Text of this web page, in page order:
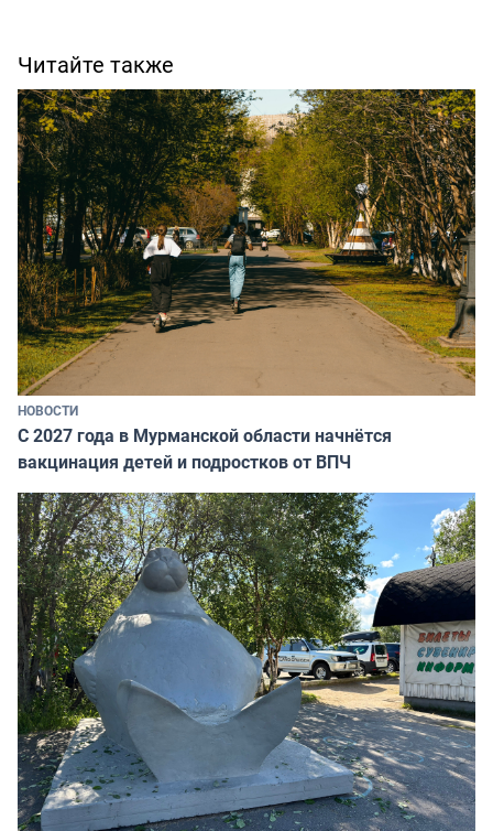
Читайте также
НОВОСТИ
С 2027 года в Мурманской области начнётся
вакцинация детей и подростков от ВПЧ